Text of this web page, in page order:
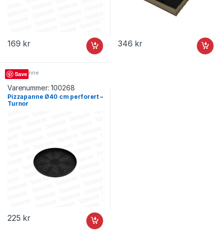
169 kr 346 kr
Save
Pizzapanne
Varenummer:100268
Pizzapanne Ø40 cm perforert –
Turnor
225 kr